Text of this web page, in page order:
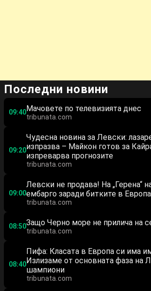
Последни новини
09:40Мачовете по телевизията днес
tribunata.com
09:20
Чудесна новина за Левски:
изпразва – Майкон готов за
изпреварва прогнозите
tribunata.com
09:00
Левски не продава! На „Герена“
ембарго заради битките в Европа
tribunata.com
08:50Защо Черно море не прилича на
tribunata.com
08:40
Пифа: Класата в Европа си има
Излизаме от основната фаза на
шампиони
tribunata.com